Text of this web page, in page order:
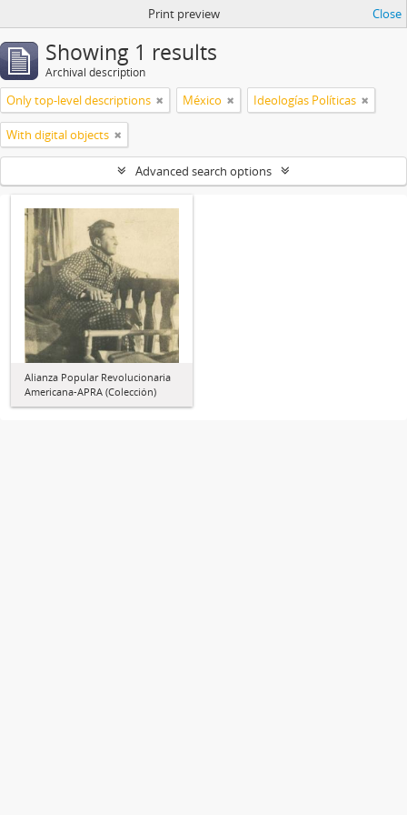
Print preview Close
Showing 1 results
Archival description
Only top-level descriptions México Ideologías Políticas
With digital objects
Advanced search options
Alianza Popular Revolucionaria
Americana-APRA (Colección)